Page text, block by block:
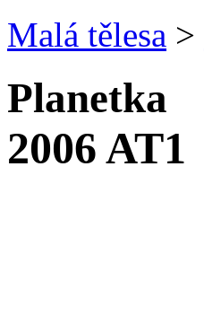
Malá tělesa >
Planetka
2006 AT1